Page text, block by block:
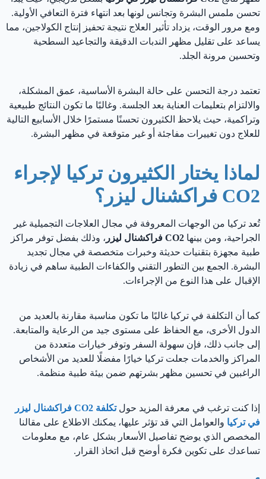
تحسن ملمس البشرة وتجانس لونها بعد انتهاء فترة التعافي الأولية.
ومع مرور الوقت، يزداد تأثير العلاج نتيجة تحفيز إنتاج الكولاجين، مما
يساعد على تقليل مظهر الندبات الدقيقة والتجاعيد السطحية
وتحسين مرونة الجلد.
تعتمد درجة التحسن على حالة البشرة الأساسية، عمق المشكلة،
والالتزام بتعليمات العناية بعد الجلسة. وغالبًا ما تكون النتائج طبيعية
وتراكمية، حيث يلاحظ الكثيرون تحسنًا مستمرًا خلال الأسابيع التالية
للعلاج دون تغييرات مفاجئة أو غير متوقعة في مظهر البشرة.
لماذا يختار الكثيرون تركيا لإجراء
CO2 فراكشنال ليزر؟
تُعد تركيا من الوجهات المعروفة في مجال العلاجات التجميلية غير
الجراحية، ومن بينها CO2 فراكشنال ليزر
، وذلك بفضل توفر مراكز
طبية مجهزة بتقنيات حديثة وخبرات متخصصة في مجال تجديد
البشرة. الجمع بين التطور التقني والكفاءات الطبية ساهم في زيادة
الإقبال على هذا النوع من الإجراءات.
كما أن التكلفة في تركيا غالبًا ما تكون مناسبة مقارنة بالعديد من
الدول الأخرى، مع الحفاظ على مستوى جيد من الرعاية والمتابعة.
إلى جانب ذلك، فإن سهولة السفر وتوفر خيارات متعددة من
المراكز والخدمات جعلت تركيا خيارًا مفضلًا للعديد من الأشخاص
الراغبين في تحسين مظهر بشرتهم ضمن بيئة طبية منظمة.
إذا كنت ترغب في معرفة المزيد حول
تكلفة CO2 فراكشنال ليزر
في تركيا والعوامل التي قد تؤثر عليها، يمكنك الاطلاع على مقالنا
المخصص الذي يوضح تفاصيل الأسعار بشكل عام، مع معلومات
تساعدك على تكوين فكرة أوضح قبل اتخاذ القرار.